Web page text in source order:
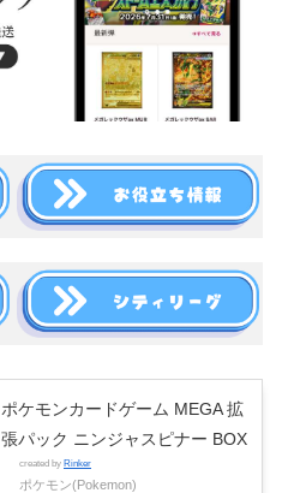
ポケモンカードゲーム MEGA 拡
張パック ニンジャスピナー BOX
created by Rinker
ポケモン(Pokemon)